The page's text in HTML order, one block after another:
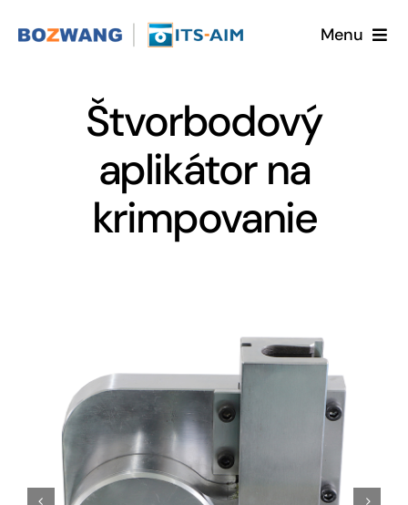
Menu
O nás
Štvorbodový
aplikátor na
krimpovanie